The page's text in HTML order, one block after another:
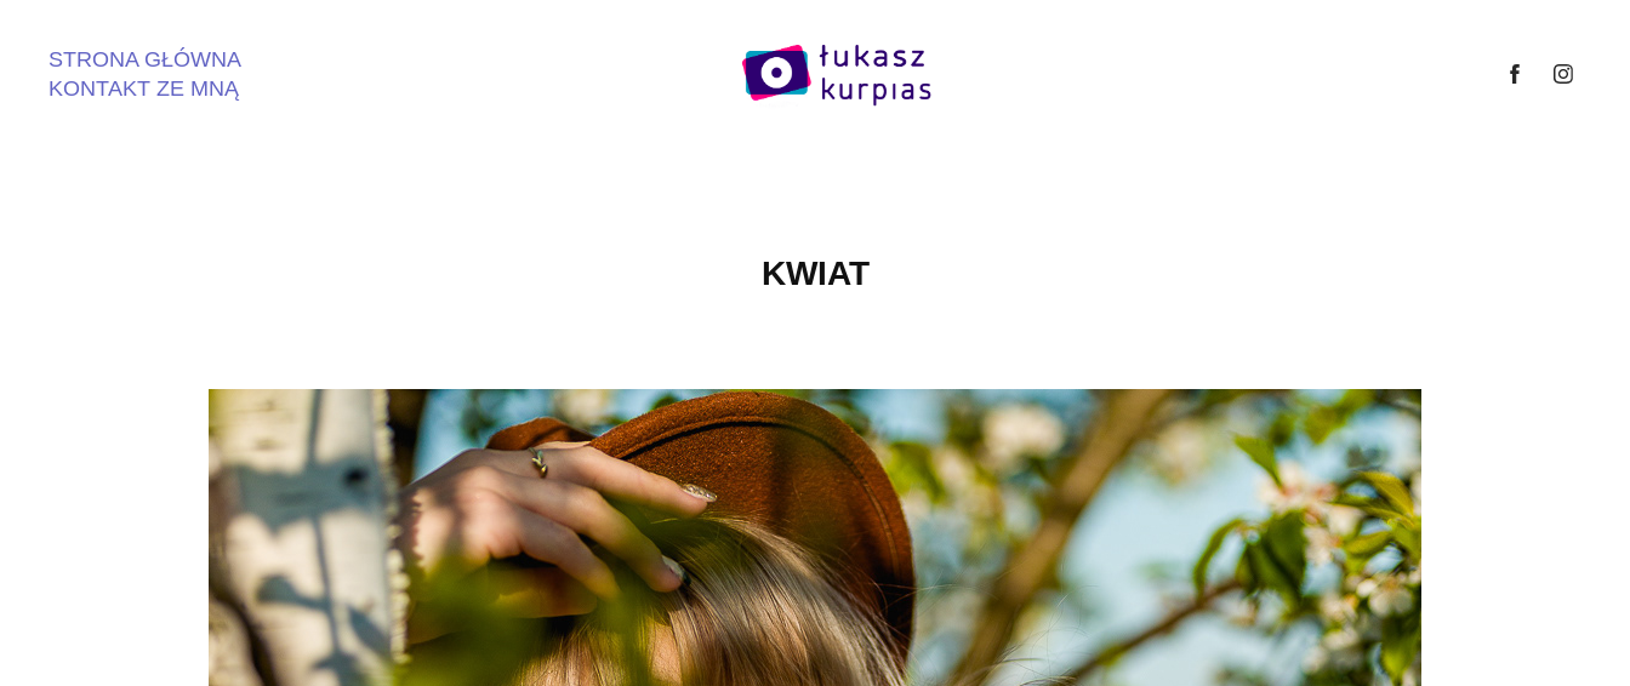
STRONA GŁÓWNA
KONTAKT ZE MNĄ
KWIAT